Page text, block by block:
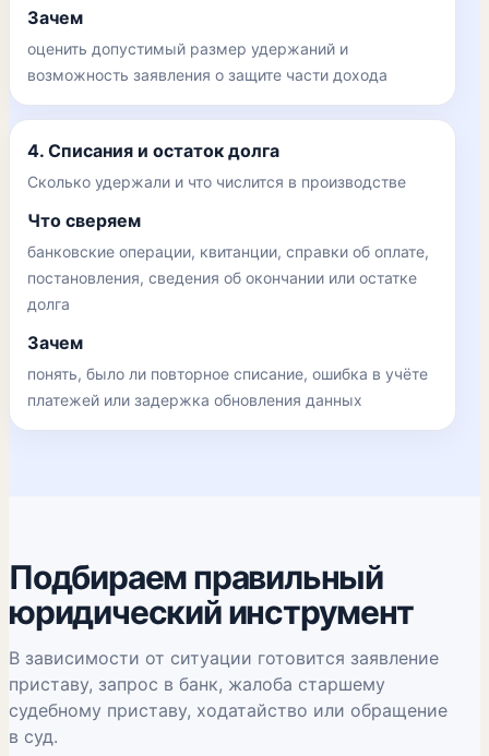
Зачем
оценить допустимый размер удержаний и
возможность заявления о защите части дохода
4. Списания и остаток долга
Сколько удержали и что числится в производстве
Что сверяем
банковские операции, квитанции, справки об оплате,
постановления, сведения об окончании или остатке
долга
Зачем
понять, было ли повторное списание, ошибка в учёте
платежей или задержка обновления данных
Подбираем правильный
юридический инструмент
В зависимости от ситуации готовится заявление
приставу, запрос в банк, жалоба старшему
судебному приставу, ходатайство или обращение
в суд.